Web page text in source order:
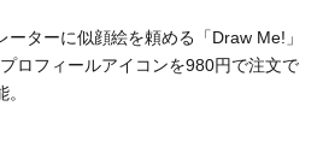
ーターに似顔絵を頼める「Draw Me!」
ロフィールアイコンを980円で注文で